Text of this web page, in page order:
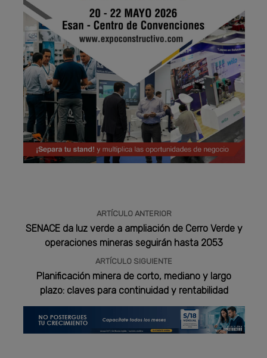
ARTÍCULO ANTERIOR
SENACE da luz verde a ampliación de Cerro Verde y
operaciones mineras seguirán hasta 2053
ARTÍCULO SIGUIENTE
Planificación minera de corto, mediano y largo
plazo: claves para continuidad y rentabilidad